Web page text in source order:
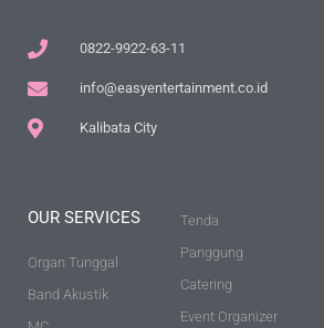
0822-9922-63-11
info@easyentertainment.co.id
Kalibata City
OUR SERVICES
Organ Tunggal
Band Akustik
Tenda
Panggung
Catering
Event Organizer